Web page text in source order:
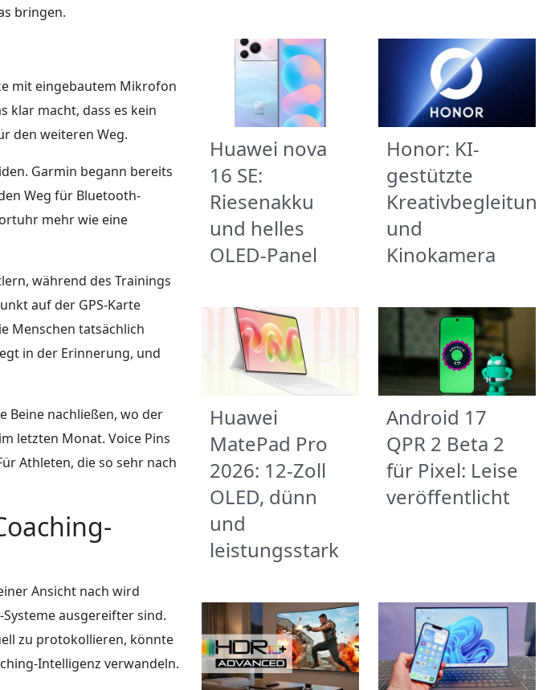
bringen.
mit eingebautem Mikrofon
klar macht, dass es kein
den weiteren Weg.
Garmin begann bereits
Weg für Bluetooth-
mehr wie eine
während des Trainings
auf der GPS-Karte
Menschen tatsächlich
in der Erinnerung, und
Beine nachließen, wo der
letzten Monat. Voice Pins
Athleten, die so sehr nach
Ansicht nach wird
ausgereifter sind.
zu protokollieren, könnte
Intelligenz verwandeln.
Huawei nova
16 SE:
Riesenakku
und helles
OLED-Panel
Honor: KI-
gestützte
Kreativbegleitung
und
Kinokamera
Huawei
MatePad Pro
2026: 12-Zoll
OLED, dünn
und
leistungsstark
Android 17
QPR 2 Beta 2
für Pixel: Leise
veröffentlicht